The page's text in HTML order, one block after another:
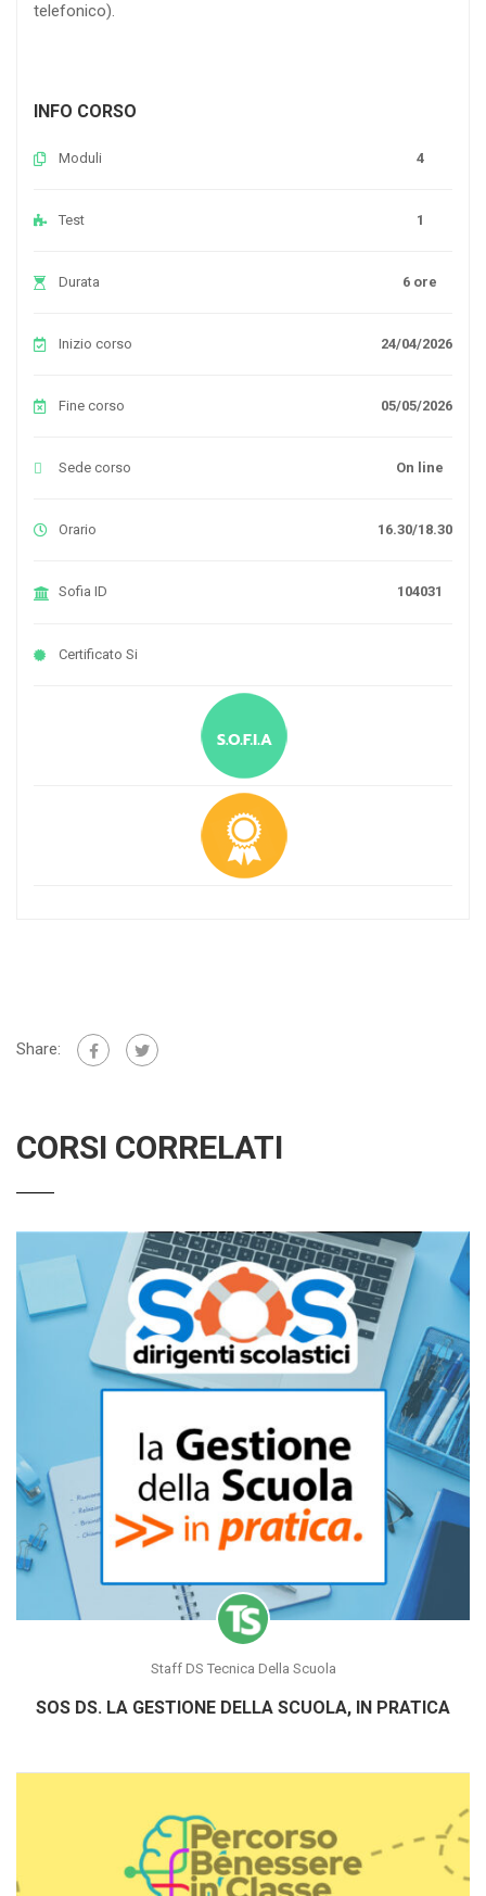
telefonico).
INFO CORSO
Moduli 4
Test 1
Durata 6 ore
Inizio corso 24/04/2026
Fine corso 05/05/2026
Sede corso On line
Orario 16.30/18.30
Sofia ID 104031
Certificato Si
Share:
CORSI CORRELATI
Staff DS Tecnica Della Scuola
SOS DS. LA GESTIONE DELLA SCUOLA, IN PRATICA